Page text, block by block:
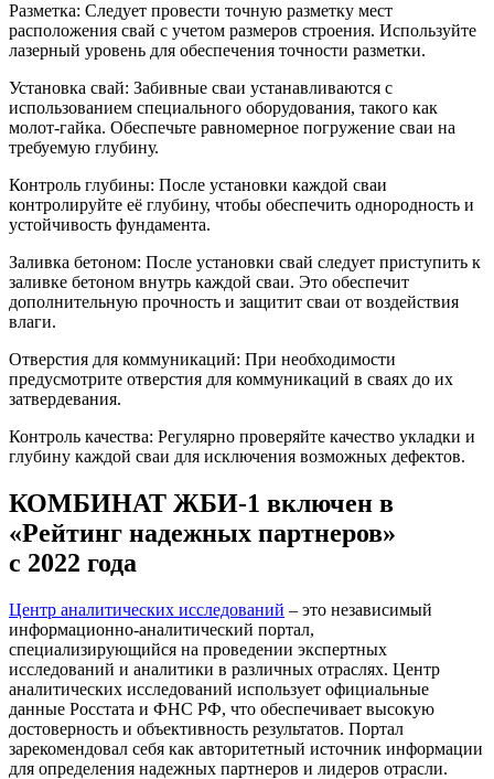
Разметка: Следует провести точную разметку мест
расположения свай с учетом размеров строения. Используйте
лазерный уровень для обеспечения точности разметки.
Установка свай: Забивные сваи устанавливаются с
использованием специального оборудования, такого как
молот-гайка. Обеспечьте равномерное погружение сваи на
требуемую глубину.
Контроль глубины: После установки каждой сваи
контролируйте её глубину, чтобы обеспечить однородность и
устойчивость фундамента.
Заливка бетоном: После установки свай следует приступить к
заливке бетоном внутрь каждой сваи. Это обеспечит
дополнительную прочность и защитит сваи от воздействия
влаги.
Отверстия для коммуникаций: При необходимости
предусмотрите отверстия для коммуникаций в сваях до их
затвердевания.
Контроль качества: Регулярно проверяйте качество укладки и
глубину каждой сваи для исключения возможных дефектов.
КОМБИНАТ ЖБИ-1 включен в
«Рейтинг надежных партнеров»
с 2022 года
Центр аналитических исследований – это независимый
информационно-аналитический портал,
специализирующийся на проведении экспертных
исследований и аналитики в различных отраслях. Центр
аналитических исследований использует официальные
данные Росстата и ФНС РФ, что обеспечивает высокую
достоверность и объективность результатов. Портал
зарекомендовал себя как авторитетный источник информации
для определения надежных партнеров и лидеров отрасли.